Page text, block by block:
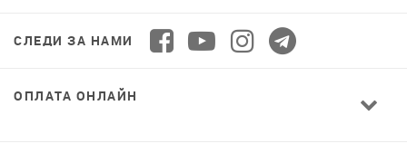
СЛЕДИ ЗА НАМИ
ОПЛАТА ОНЛАЙН